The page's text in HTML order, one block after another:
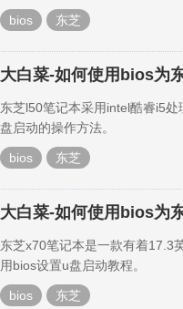
bios 东芝
大白菜-如何使用bios为
东芝l50笔记本采用intel酷睿i5
盘启动的操作方法。
bios 东芝
大白菜-如何使用bios为
东芝x70笔记本是一款有着17.3
用bios设置u盘启动教程。
bios 东芝